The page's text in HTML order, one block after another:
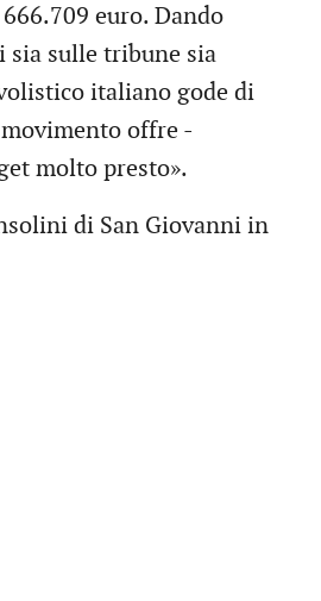
euro. Dando
sia sulle tribune sia
italiano gode di
offre -
molto presto».
di San Giovanni in